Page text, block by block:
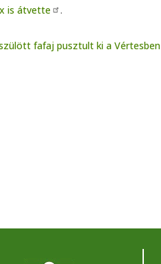
is átvette .
fafaj pusztult ki a Vértesben